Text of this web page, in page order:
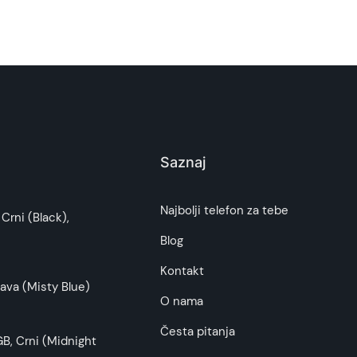
što tačnije i detaljnije ali ne može da
(Black),
(Misty Blue)
Crni (Midnight
Saznaj
Najbolji telefon za tebe
Blog
Kontakt
O nama
Česta pitanja